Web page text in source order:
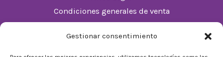
Gestionar consentimiento
Condiciones generales de venta